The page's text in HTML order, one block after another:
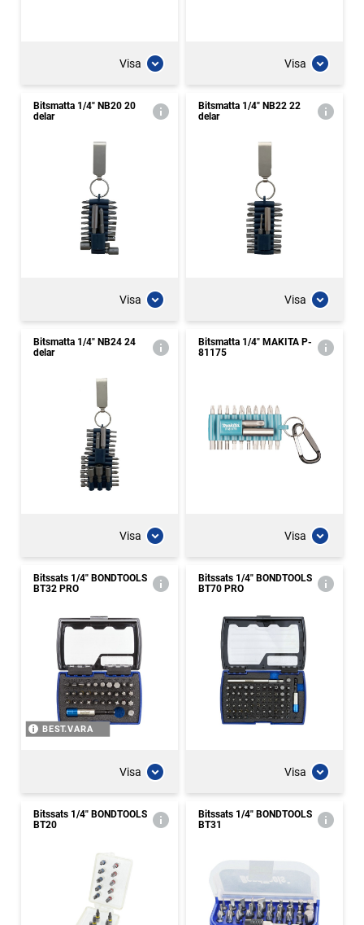
Visa Visa
Bitsmatta 1/4" NB20 20
delar
Visa
Bitsmatta 1/4" NB22 22
delar
Visa
Bitsmatta 1/4" NB24 24
delar
Visa
Bitsmatta 1/4" MAKITA P-
81175
Visa
Bitssats 1/4" BONDTOOLS
BT32 PRO
BEST.VARA
Visa
Bitssats 1/4" BONDTOOLS
BT70 PRO
Visa
Bitssats 1/4" BONDTOOLS
BT20
Bitssats 1/4" BONDTOOLS
BT31